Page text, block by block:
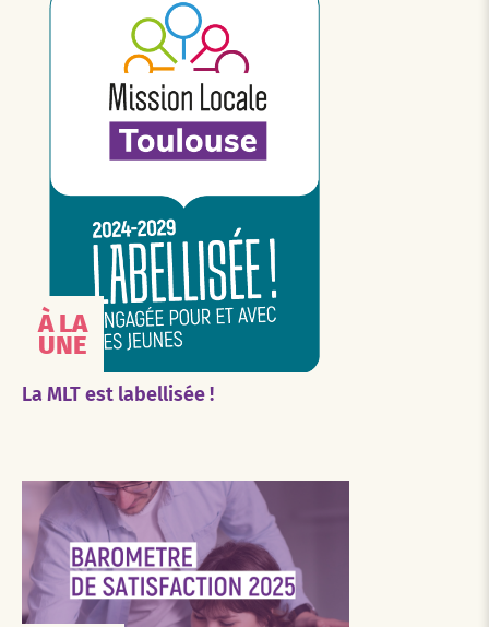
À LA
UNE
La MLT est labellisée !